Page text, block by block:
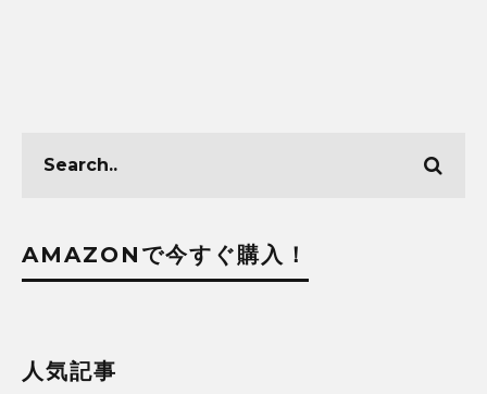
AMAZONで今すぐ購入！
人気記事